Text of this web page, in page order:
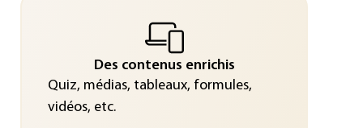
Des contenus enrichis
Quiz, médias, tableaux, formules,
vidéos, etc.